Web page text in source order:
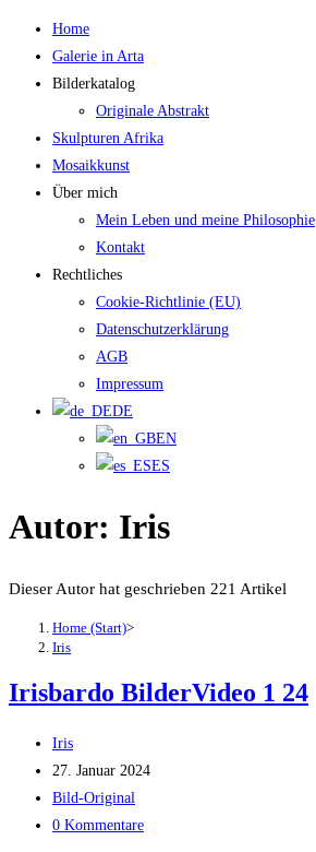
Zum
Inhalt
springen
Home
Galerie in Arta
Bilderkatalog
Originale Abstrakt
Skulpturen Afrika
Mosaikkunst
Über mich
Mein Leben und meine Philosophie
Kontakt
Rechtliches
Cookie-Richtlinie (EU)
Datenschutzerklärung
AGB
Impressum
DE
EN
ES
Autor: Iris
Dieser Autor hat geschrieben 221 Artikel
Home (Start)>
Iris
Irisbardo BilderVideo 1 24
Beitrags-
Autor:
Iris
Beitrag
veröffentlicht:
27. Januar 2024
Beitrags-
Kategorie:
Bild-Original
Beitrags-
0 Kommentare